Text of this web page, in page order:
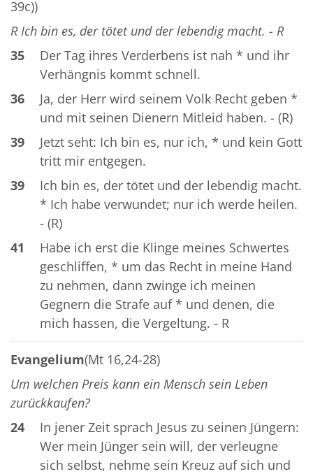
39c))
R Ich bin es, der tötet und der lebendig macht. - R
35
Der Tag ihres Verderbens ist nah * und ihr
Verhängnis kommt schnell.
36
Ja, der Herr wird seinem Volk Recht geben *
und mit seinen Dienern Mitleid haben. - (R)
39
Jetzt seht: Ich bin es, nur ich, * und kein Gott
tritt mir entgegen.
39
Ich bin es, der tötet und der lebendig macht.
* Ich habe verwundet; nur ich werde heilen.
- (R)
41
Habe ich erst die Klinge meines Schwertes
geschliffen, * um das Recht in meine Hand
zu nehmen, dann zwinge ich meinen
Gegnern die Strafe auf * und denen, die
mich hassen, die Vergeltung. - R
Evangelium(Mt 16,24-28)
Um welchen Preis kann ein Mensch sein Leben
zurückkaufen?
24
In jener Zeit sprach Jesus zu seinen Jüngern:
Wer mein Jünger sein will, der verleugne
sich selbst, nehme sein Kreuz auf sich und